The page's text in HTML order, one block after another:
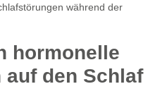
während der
hormonelle
auf den Schlaf